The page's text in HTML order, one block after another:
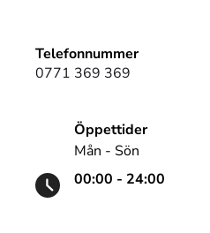
Telefonnummer
0771 369 369
Öppettider
Mån - Sön
00:00 - 24:00